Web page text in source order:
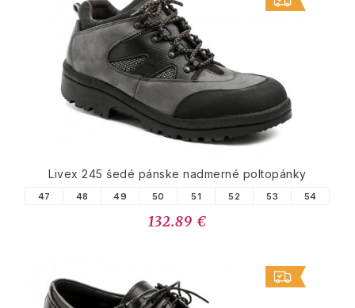
Livex 245 šedé pánske nadmerné poltopánky
47 48 49 50 51 52 53 54
132.89 €